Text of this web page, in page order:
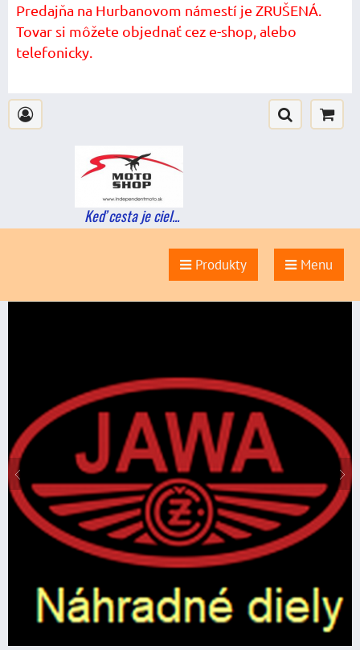
Predajňa na Hurbanovom námestí je ZRUŠENÁ.
Tovar si môžete objednať cez e-shop, alebo
telefonicky.
Keď cesta je ciel...
Produkty Menu